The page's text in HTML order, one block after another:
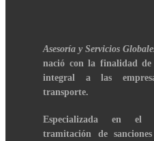
Asesoría y Servicios
nació con la finalidad de
integral a las
transporte.
Especializada en el
tramitación de